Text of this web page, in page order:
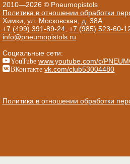
2010—2026 © Pneumopistols
Политика в отношении обработки
Химки, ул. Московская, д. 38А
+7 (499) 391-89-24, +7 (985) 523-60-
info@pneumopistols.ru
Социальные сети:
YouTube www.youtube.com/c/
ВКонтакте vk.com/club53004480
Политика в отношении обработки